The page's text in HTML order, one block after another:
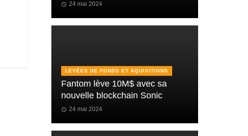
24 mai 2024
LEVÉES DE FONDS ET AQUISITIONS
Fantom lève 10M$ avec sa
nouvelle blockchain Sonic
24 mai 2024